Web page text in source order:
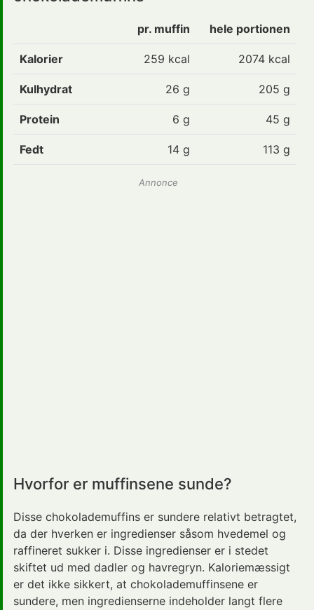
pr. muffin hele portionen
Kalorier 259 kcal 2074 kcal
Kulhydrat 26 g 205 g
Protein 6 g 45 g
Fedt 14 g 113 g
Annonce
Hvorfor er muffinsene sunde?
Disse chokolademuffins er sundere relativt betragtet,
da der hverken er ingredienser såsom hvedemel og
raffineret sukker i. Disse ingredienser er i stedet
skiftet ud med dadler og havregryn. Kaloriemæssigt
er det ikke sikkert, at chokolademuffinsene er
sundere, men ingredienserne indeholder langt flere